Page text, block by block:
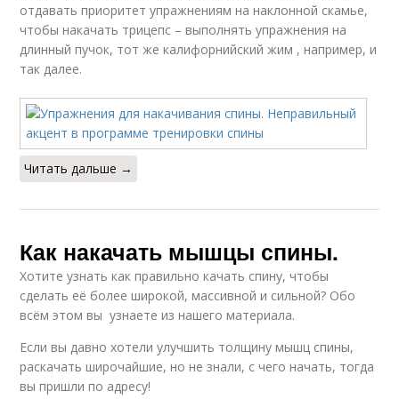
отдавать приоритет упражнениям на наклонной скамье,
чтобы накачать трицепс – выполнять упражнения на
длинный пучок, тот же калифорнийский жим , например, и
так далее.
Читать дальше →
Как накачать мышцы спины.
Хотите узнать как правильно качать спину, чтобы
сделать её более широкой, массивной и сильной? Обо
всём этом вы узнаете из нашего материала.
Если вы давно хотели улучшить толщину мышц спины,
раскачать широчайшие, но не знали, с чего начать, тогда
вы пришли по адресу!